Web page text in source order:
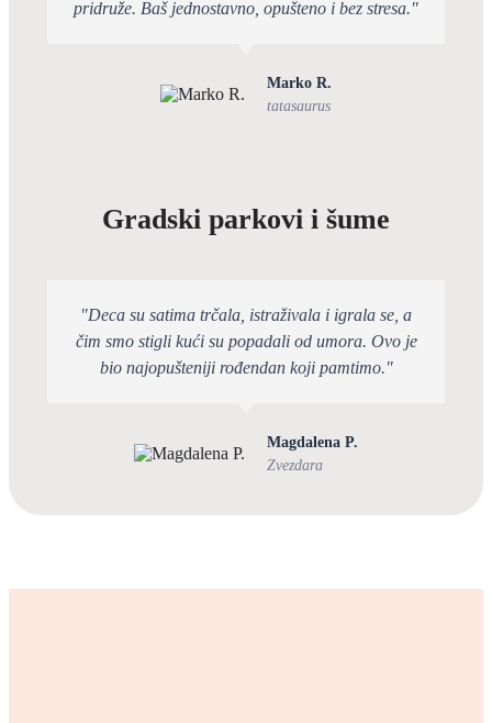
Gradski parkovi i šume
"Deca su satima trčala, istraživala i igrala se, a
čim smo stigli kući su popadali od umora. Ovo je
bio najopušteniji rođendan koji pamtimo."
Magdalena P.
Zvezdara
pridruže. Baš jednostavno, opušteno i bez stresa."
Marko R.
tatasaurus